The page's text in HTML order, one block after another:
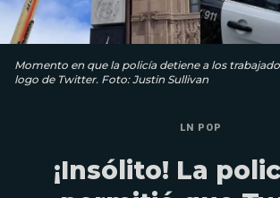
Momento en que la policía detiene a los
logo de Twitter. Foto: Justin Sullivan
LN POP
¡Insólito! La